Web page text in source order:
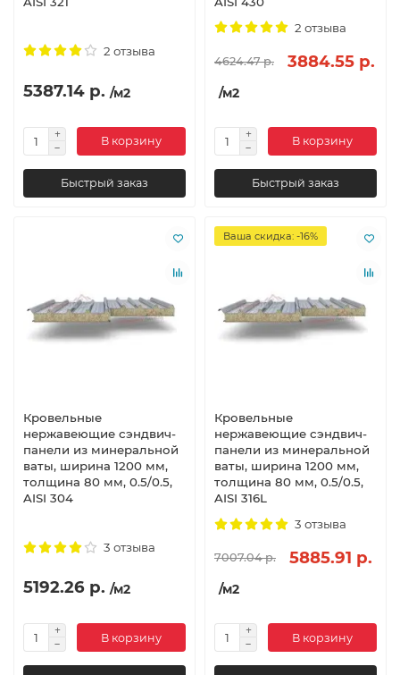
2 отзыва
5387.14 р. /м2
В корзину
Быстрый заказ
2 отзыва
4624.47 р. 3884.55 р.
/м2
В корзину
Быстрый заказ
Кровельные
нержавеющие сэндвич-
панели из минеральной
ваты, ширина 1200 мм,
толщина 80 мм, 0.5/0.5,
AISI 304
3 отзыва
5192.26 р. /м2
В корзину
Ваша скидка: -16%
Кровельные
нержавеющие сэндвич-
панели из минеральной
ваты, ширина 1200 мм,
толщина 80 мм, 0.5/0.5,
AISI 316L
3 отзыва
7007.04 р. 5885.91 р.
/м2
В корзину